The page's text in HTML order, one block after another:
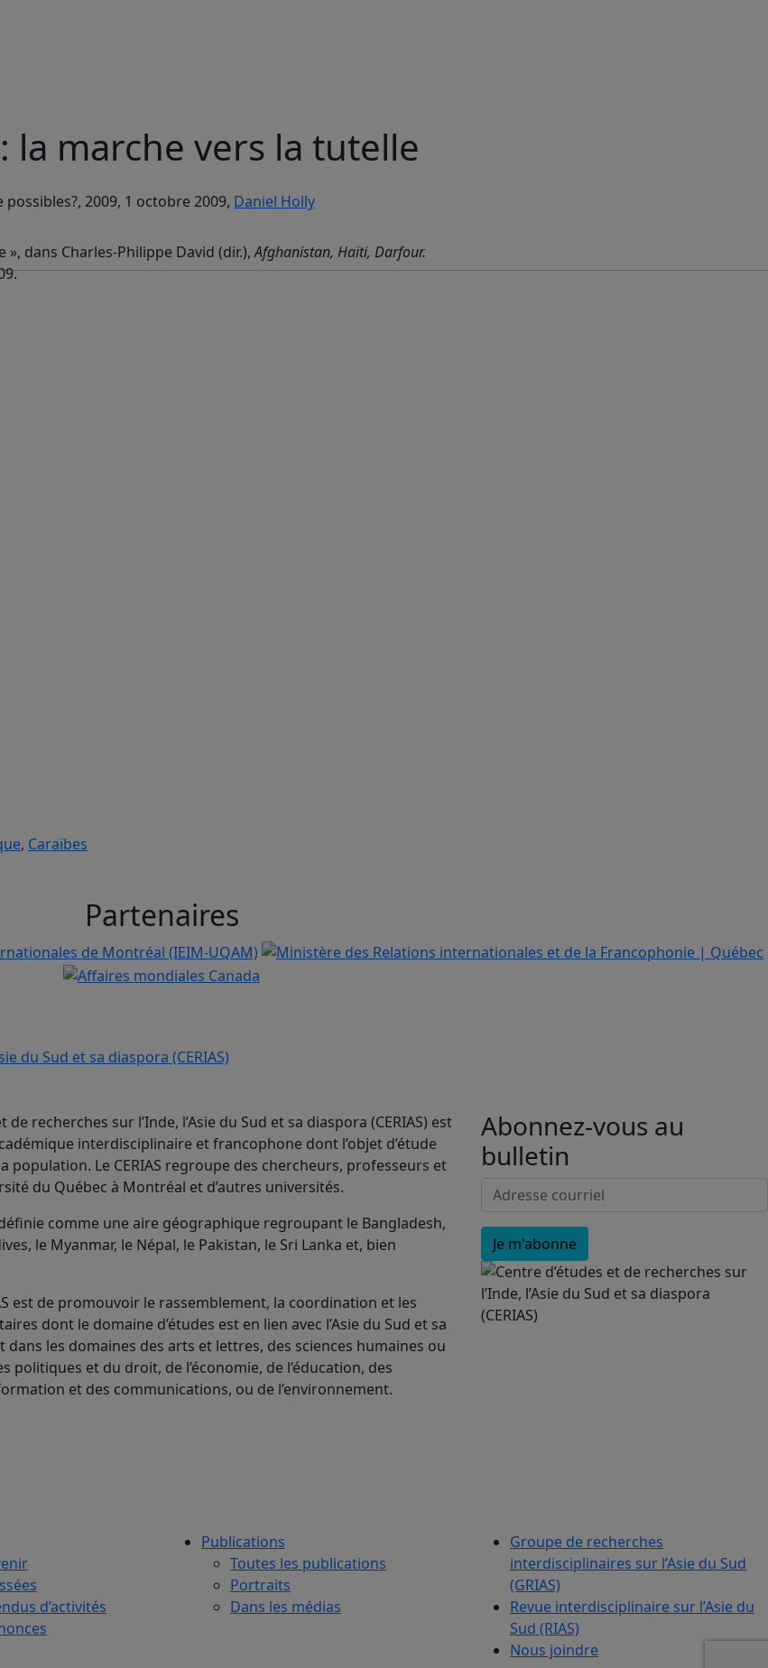
la marche vers la tutelle
2009, 1 octobre 2009, Daniel Holly
», dans Charles-Philippe David (dir.),Afghanistan, Haïti, Darfour.
, Caraïbes
Partenaires
de recherches sur l’Inde, l’Asie du Sud et sa diaspora (CERIAS) est
interdisciplinaire et francophone dont l’objet d’étude
population. Le CERIAS regroupe des chercheurs, professeurs et
du Québec à Montréal et d’autres universités.
définie comme une aire géographique regroupant le Bangladesh,
le Myanmar, le Népal, le Pakistan, le Sri Lanka et, bien
est de promouvoir le rassemblement, la coordination et les
dont le domaine d’études est en lien avec l’Asie du Sud et sa
dans les domaines des arts et lettres, des sciences humaines ou
politiques et du droit, de l’économie, de l’éducation, des
et des communications, ou de l’environnement.
Abonnez-vous au
bulletin
d’activités
Publications
Toutes les publications
Portraits
Dans les médias
Groupe de recherches
interdisciplinaires sur l’Asie du Sud
(GRIAS)
Revue interdisciplinaire sur l’Asie du
Sud (RIAS)
Nous joindre